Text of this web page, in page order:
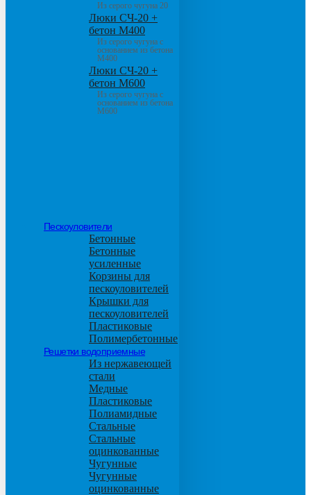
Из серого чугуна 20
Люки СЧ-20 +
бетон М400
Из серого чугуна с
основанием из бетона
М400
Люки СЧ-20 +
бетон М600
Из серого чугуна с
основанием из бетона
М600
Пескоуловители
Бетонные
Бетонные
усиленные
Корзины для
пескоуловителей
Крышки для
пескоуловителей
Пластиковые
Полимербетонные
Решетки водоприемные
Из нержавеющей
стали
Медные
Пластиковые
Полиамидные
Стальные
Стальные
оцинкованные
Чугунные
Чугунные
оцинкованные